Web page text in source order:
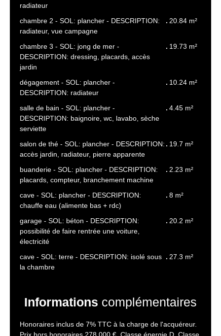
radiateur
chambre 2 - SOL: plancher - DESCRIPTION:
radiateur, vue campagne
20.84 m²
chambre 3 - SOL: jong de mer -
DESCRIPTION: dressing, placards, accès
jardin
19.73 m²
dégagement - SOL: plancher -
DESCRIPTION: radiateur
10.24 m²
salle de bain - SOL: plancher -
DESCRIPTION: baignoire, wc, lavabo, sèche
serviette
4.45 m²
salon de thé - SOL: plancher - DESCRIPTION:
accès jardin, radiateur, pierre apparente
19.7 m²
buanderie - SOL: plancher - DESCRIPTION:
placards, compteur, branchement machine
2.23 m²
cave - SOL: plancher - DESCRIPTION:
chauffe eau (alimente bas + rdc)
8 m²
garage - SOL: béton - DESCRIPTION:
possibilité de faire rentrée une voiture,
électricité
20.2 m²
cave - SOL: terre - DESCRIPTION: isolé sous
la chambre
27.3 m²
Informations complémentaires
Honoraires inclus de 7% TTC à la charge de l'acquéreur.